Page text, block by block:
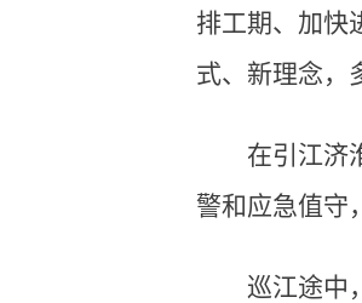
排工期、加快
式、新理念，
在引江济
警和应急值守
巡江途中